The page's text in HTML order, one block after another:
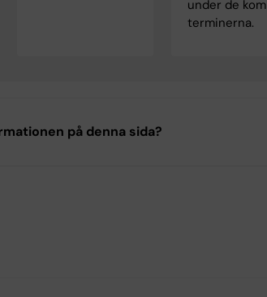
under de
terminerna.
på denna sida?